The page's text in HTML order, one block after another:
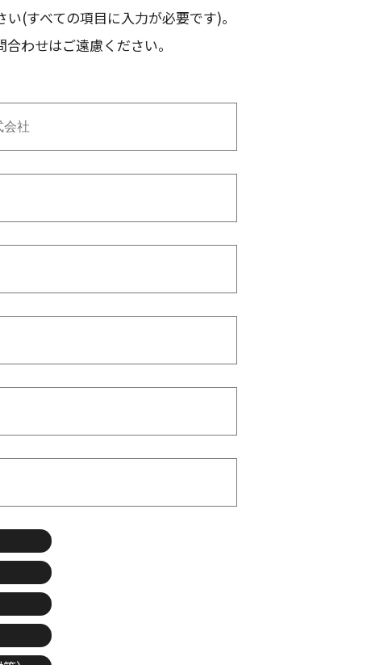
(すべての項目に入力が必要です)。
わせはご遠慮ください。